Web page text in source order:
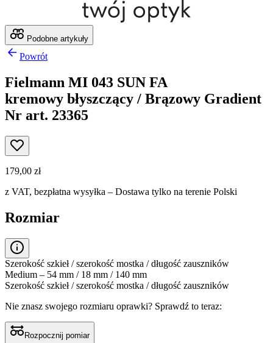
Podobne artykuły
Powrót
Fielmann MI 043 SUN FA
kremowy błyszczący / Brązowy Gradient
Nr art. 23365
179,00 zł
z VAT, bezpłatna wysyłka – Dostawa tylko na terenie Polski
Rozmiar
Szerokość szkieł / szerokość mostka / długość zauszników
Medium – 54 mm / 18 mm / 140 mm
Szerokość szkieł / szerokość mostka / długość zauszników
Nie znasz swojego rozmiaru oprawki? Sprawdź to teraz:
Rozpocznij pomiar